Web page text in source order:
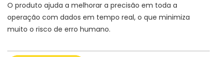
O produto ajuda a melhorar a precisão em toda a
operação com dados em tempo real, o que minimiza
muito o risco de erro humano.